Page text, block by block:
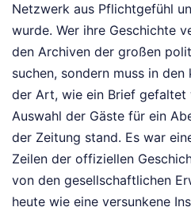
Netzwerk aus Pflichtgefühl
wurde. Wer ihre Geschichte
den Archiven der großen
suchen, sondern muss in
der Art, wie ein Brief gefaltet
Auswahl der Gäste für ein
der Zeitung stand. Es war
Zeilen der offiziellen
von den gesellschaftlichen
heute wie eine versunkene